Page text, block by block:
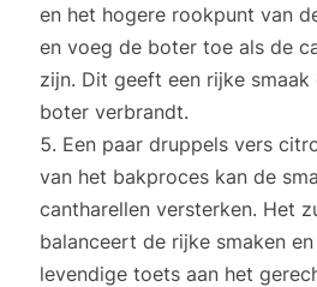
en het hogere rookpunt van
en voeg de boter toe als de
zijn. Dit geeft een rijke
boter verbrandt.
Een paar druppels vers
van het bakproces kan de
cantharellen versterken. Het
balanceert de rijke smaken
levendige toets aan het